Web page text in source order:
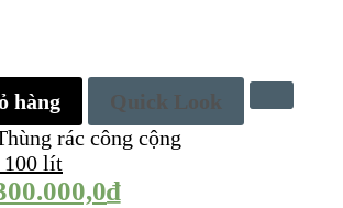
hàng
Quick Look
rác công cộng
100 lít
₫